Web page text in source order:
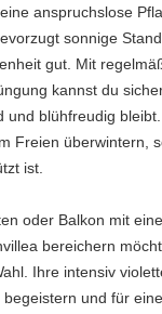
anspruchslose
sonnige
gut. Mit
kannst du
und blühfreudig
Freien überwintern,
ist.
oder Balkon mit
bereichern
Ihre intensiv
und für